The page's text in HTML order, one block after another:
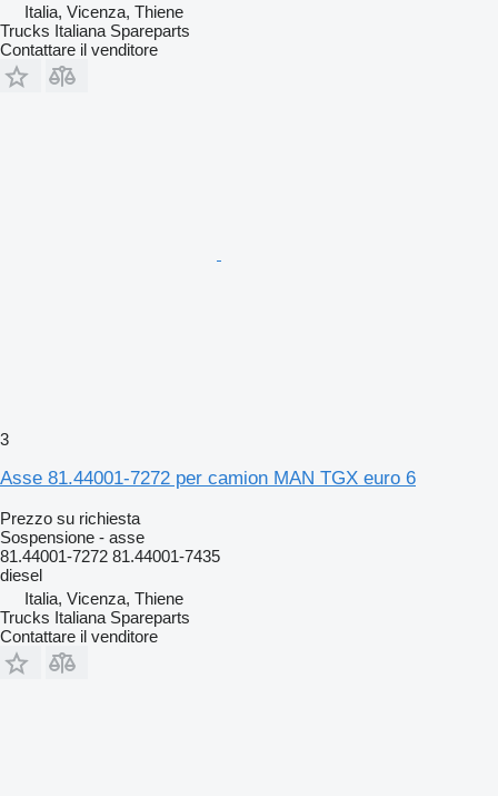
Italia, Vicenza, Thiene
Trucks Italiana Spareparts
Contattare il venditore
3
Asse 81.44001-7272 per camion MAN TGX euro 6
Prezzo su richiesta
Sospensione - asse
81.44001-7272 81.44001-7435
diesel
Italia, Vicenza, Thiene
Trucks Italiana Spareparts
Contattare il venditore